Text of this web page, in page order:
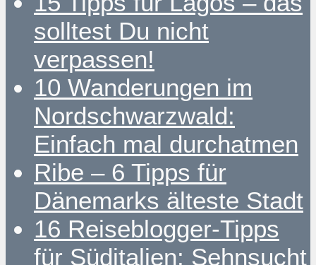
solltest Du nicht
verpassen!
10 Wanderungen im
Nordschwarzwald:
Einfach mal durchatmen
Ribe – 6 Tipps für
Dänemarks älteste Stadt
16 Reiseblogger-Tipps
für Süditalien: Sehnsucht